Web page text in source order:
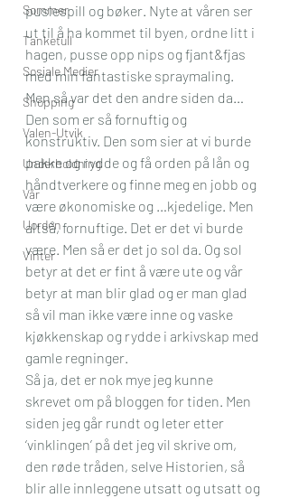
Sommer
Tanketull
Sosiale Medier
Shopping
Valen-Utvik
Underholdning
Vår
Uorden
Vinter
puslespill og bøker. Nyte at våren ser
ut til å ha kommet til byen, ordne litt i
hagen, pusse opp nips og fjant&fjas
med min fantastiske spraymaling.
Men så var det den andre siden da…
Den som er så fornuftig og
konstruktiv. Den som sier at vi burde
pakke og rydde og få orden på lån og
håndtverkere og finne meg en jobb og
være økonomiske og …kjedelige. Men
altså, fornuftige. Det er det vi burde
være. Men så er det jo sol da. Og sol
betyr at det er fint å være ute og vår
betyr at man blir glad og er man glad
så vil man ikke være inne og vaske
kjøkkenskap og rydde i arkivskap med
gamle regninger.
Så ja, det er nok mye jeg kunne
skrevet om på bloggen for tiden. Men
siden jeg går rundt og leter etter
‘vinklingen’ på det jeg vil skrive om,
den røde tråden, selve Historien, så
blir alle innleggene utsatt og utsatt og